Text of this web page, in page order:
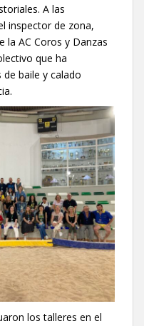
A las
inspector de zona,
la AC Coros y Danzas
que ha
baile y calado
los talleres en el